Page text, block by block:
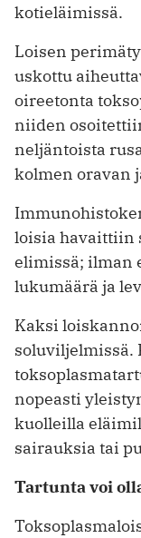
kotieläimissä.
Loisen
uskottu
oireetonta
niiden
neljäntoista
kolmen oravan
loisia havaittiin
elimissä; ilman
lukumäärä ja
Kaksi
soluviljelmissä.
nopeasti
kuolleilla
sairauksia tai
Tartunta voi